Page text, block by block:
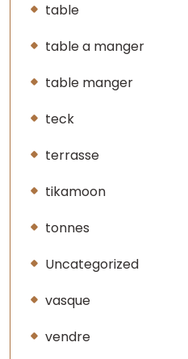
table
table a manger
table manger
teck
terrasse
tikamoon
tonnes
Uncategorized
vasque
vendre